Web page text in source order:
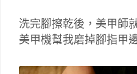
洗完腳擦乾後，美甲師
美甲機幫我磨掉腳指甲